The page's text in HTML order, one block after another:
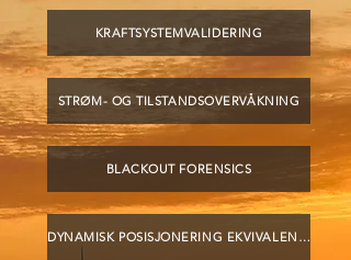
KRAFTSYSTEMVALIDERING
STRØM- OG TILSTANDSOVERVÅKNING
BLACKOUT FORENSICS
DYNAMISK POSISJONERING EKVIVALENT INTEGRITET